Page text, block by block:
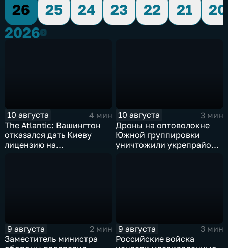
26
25 24 23 22 21
20
20262026
10 августа
4 мин
The Atlantic: Вашингтон
отказался дать Киеву
лицензию на
10 августа
3 мин
Дроны на оптоволокне
Южной группировки
уничтожили укрепрайон
9 августа
2 мин
Заместитель министра
9 августа
3 мин
Российские войска